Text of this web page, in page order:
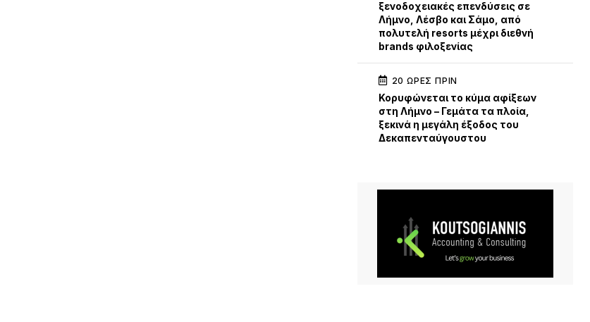
ξενοδοχειακές επενδύσεις σε
Λήμνο, Λέσβο και Σάμο, από
πολυτελή resorts μέχρι διεθνή
brands φιλοξενίας
20 ΏΡΕΣ ΠΡΙΝ
Κορυφώνεται το κύμα αφίξεων
στη Λήμνο – Γεμάτα τα πλοία,
ξεκινά η μεγάλη έξοδος του
Δεκαπενταύγουστου